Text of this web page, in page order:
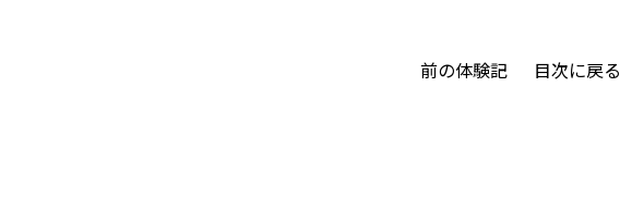
前の体験記 目次に戻る